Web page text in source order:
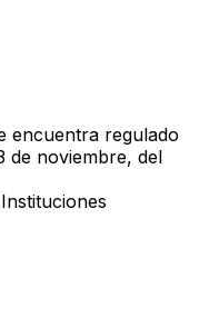
encuentra regulado
de noviembre, del